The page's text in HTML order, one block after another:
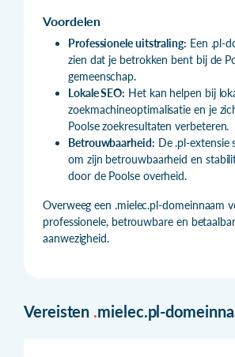
Voordelen
Professionele uitstraling: Een .pl-
zien dat je betrokken bent bij de
gemeenschap.
Lokale SEO: Het kan helpen bij
zoekmachineoptimalisatie en je
Poolse zoekresultaten verbeteren.
Betrouwbaarheid: De .pl-extensie
om zijn betrouwbaarheid en
door de Poolse overheid.
Overweeg een .mielec.pl-domeinnaam
professionele, betrouwbare en
aanwezigheid.
Vereisten .mielec.pl-